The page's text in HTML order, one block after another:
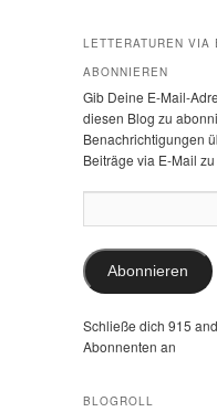
LETTERATUREN VIA
ABONNIEREN
Gib Deine E-Mail-
diesen Blog zu
Benachrichtigungen
Beiträge via E-Mail
Mail-
Abonnieren
Schließe dich 915
Abonnenten an
BLOGROLL